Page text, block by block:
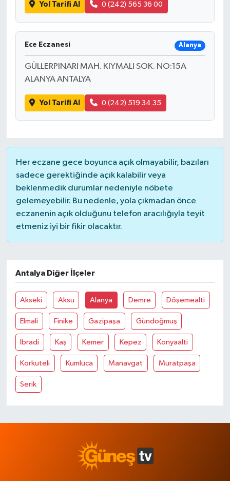
Yol Tarifi Al 0 (242) 565 36 00
Ece Eczanesi Alanya
GÜLLERPINARI MAH. KIYMALI SOK. NO:15A
ALANYA ANTALYA
Yol Tarifi Al 0 (242) 519 34 35
Her eczane gece boyunca açık olmayabilir, bazıları
sadece gerektiğinde açık kalabilir veya
beklenmedik durumlar nedeniyle nöbete
gelemeyebilir. Bu nedenle, yola çıkmadan önce
eczanenin açık olduğunu telefon aracılığıyla teyit
etmeniz iyi bir fikir olacaktır.
Antalya Diğer İlçeler
Akseki Aksu Alanya Demre Döşemealti
Elmali Finike Gazipaşa Gündoğmuş
İbradi Kaş Kemer Kepez Konyaalti
Korkuteli Kumluca Manavgat Muratpaşa
Serik